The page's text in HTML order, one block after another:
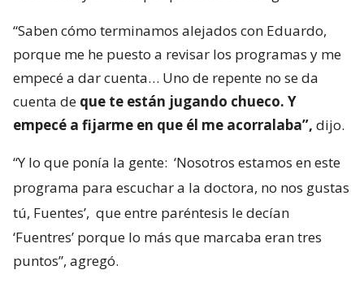
“Saben cómo terminamos alejados con Eduardo,
porque me he puesto a revisar los programas y me
empecé a dar cuenta… Uno de repente no se da
cuenta de que te están jugando chueco. Y
empecé a fijarme en que él me acorralaba”, dijo.
“Y lo que ponía la gente: ‘Nosotros estamos en este
programa para escuchar a la doctora, no nos gustas
tú, Fuentes’, que entre paréntesis le decían
‘Fuentres’ porque lo más que marcaba eran tres
puntos”, agregó.